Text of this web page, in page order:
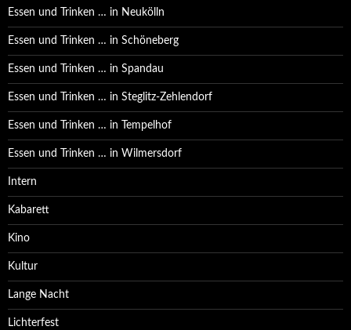
Essen und Trinken … in Neukölln
Essen und Trinken … in Schöneberg
Essen und Trinken … in Spandau
Essen und Trinken … in Steglitz-Zehlendorf
Essen und Trinken … in Tempelhof
Essen und Trinken … in Wilmersdorf
Intern
Kabarett
Kino
Kultur
Lange Nacht
Lichterfest